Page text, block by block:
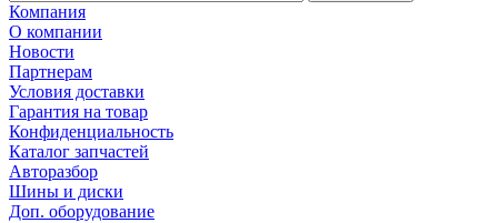
Компания
О компании
Новости
Партнерам
Условия доставки
Гарантия на товар
Конфиденциальность
Каталог запчастей
Авторазбор
Шины и диски
Доп. оборудование